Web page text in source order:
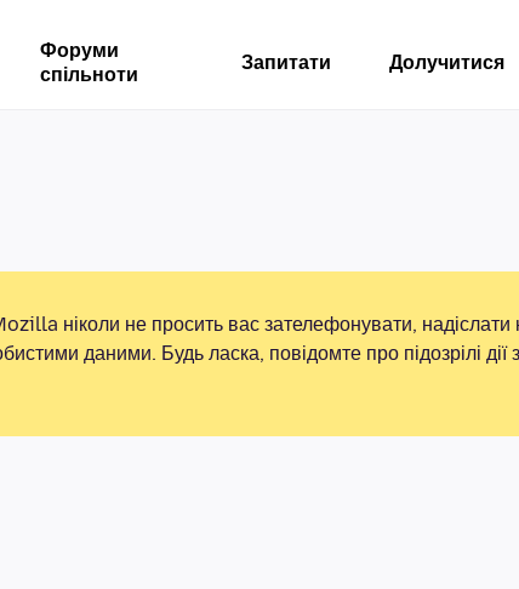
Форуми
спільноти
Запитати Долучитися
ніколи не просить вас зателефонувати,
даними. Будь ласка, повідомте про підозрілі